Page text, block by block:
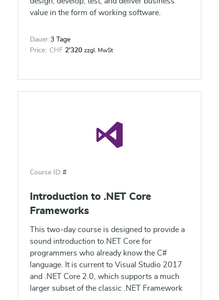
value in the form of working software.
Dauer: 3 Tage
Price: CHF 2'320 zzgl. MwSt
Course ID:#
Introduction to .NET Core
Frameworks
This two-day course is designed to provide a
sound introduction to.NET Core for
programmers who already know the C#
language. It is current to Visual Studio 2017
and .NET Core 2.0, which supports a much
larger subset of the classic .NET Framework